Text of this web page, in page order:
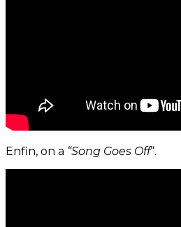
Enfin, on a “Song Goes Off“.